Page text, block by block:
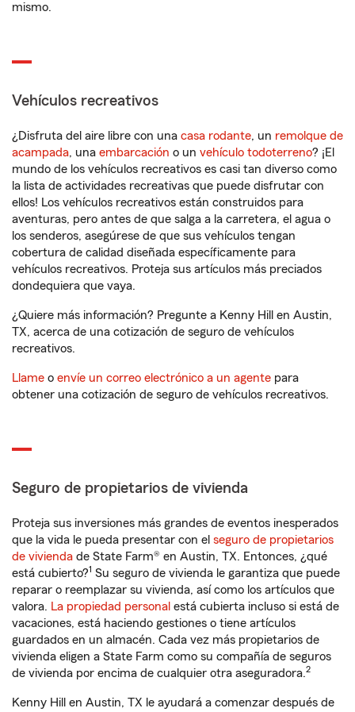
mismo.
Vehículos recreativos
¿Disfruta del aire libre con una casa rodante, un remolque de
acampada, una embarcación o un vehículo todoterreno? ¡El
mundo de los vehículos recreativos es casi tan diverso como
la lista de actividades recreativas que puede disfrutar con
ellos! Los vehículos recreativos están construidos para
aventuras, pero antes de que salga a la carretera, el agua o
los senderos, asegúrese de que sus vehículos tengan
cobertura de calidad diseñada específicamente para
vehículos recreativos. Proteja sus artículos más preciados
dondequiera que vaya.
¿Quiere más información? Pregunte a Kenny Hill en Austin,
TX, acerca de una cotización de seguro de vehículos
recreativos.
Llame o envíe un correo electrónico a un agente para
obtener una cotización de seguro de vehículos recreativos.
Seguro de propietarios de vivienda
Proteja sus inversiones más grandes de eventos inesperados
que la vida le pueda presentar con el seguro de propietarios
de vivienda de State Farm® en Austin, TX. Entonces, ¿qué
está cubierto?1 Su seguro de vivienda le garantiza que puede
reparar o reemplazar su vivienda, así como los artículos que
valora. La propiedad personal está cubierta incluso si está de
vacaciones, está haciendo gestiones o tiene artículos
guardados en un almacén. Cada vez más propietarios de
vivienda eligen a State Farm como su compañía de seguros
de vivienda por encima de cualquier otra aseguradora.2
Kenny Hill en Austin, TX le ayudará a comenzar después de